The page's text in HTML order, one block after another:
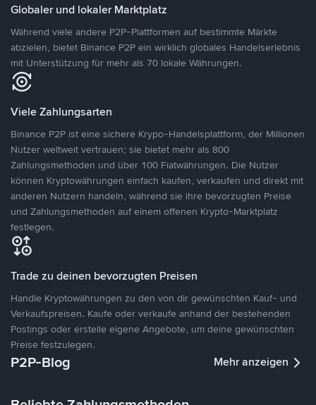
Globaler und lokaler Marktplatz
Während viele andere P2P-Plattformen auf bestimmte Märkte
abzielen, bietet Binance P2P ein wirklich globales Handelserlebnis
mit Unterstützung für mehr als 70 lokale Währungen.
Viele Zahlungsarten
Binance P2P ist eine sichere Krypo-Handelsplattform, der Millionen
Nutzer weltweit vertrauen; sie bietet mehr als 800
Zahlungsmethoden und über 100 Fiatwährungen. Die Nutzer
können Kryptowährungen einfach kaufen, verkaufen und direkt mit
anderen Nutzern handeln, während sie ihre bevorzugten Preise
und Zahlungsmethoden auf einem offenen Krypto-Marktplatz
festlegen.
Trade zu deinen bevorzugten Preisen
Handle Kryptowährungen zu den von dir gewünschten Kauf- und
Verkaufspreisen. Kaufe oder verkaufe anhand der bestehenden
Postings oder erstelle eigene Angebote, um deine gewünschten
Preise festzulegen.
P2P-Blog Mehr anzeigen